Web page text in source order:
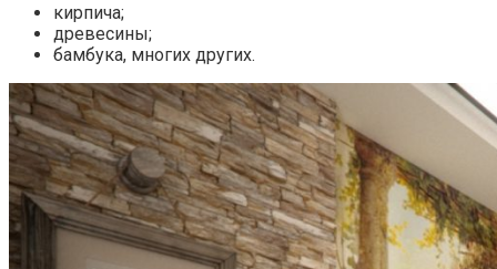
кирпича;
древесины;
бамбука, многих других.